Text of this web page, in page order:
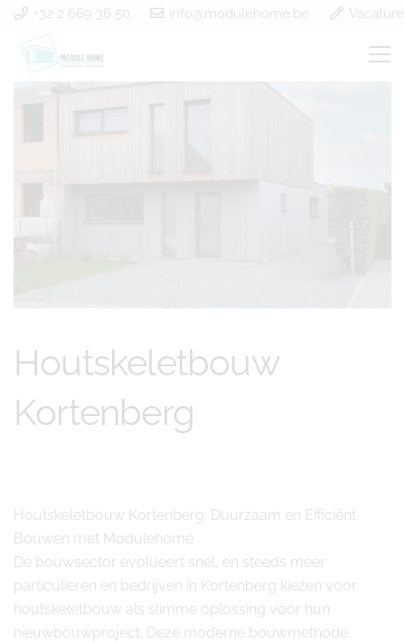
+32 2 669 36 50 info@modulehome.be
Houtskeletbouw
Kortenberg
Houtskeletbouw Kortenberg: Duurzaam en Efficiënt
Bouwen met Modulehome
De bouwsector evolueert snel, en steeds meer
particulieren en bedrijven in Kortenberg kiezen voor
houtskeletbouw als slimme oplossing voor hun
nieuwbouwproject. Deze moderne bouwmethode